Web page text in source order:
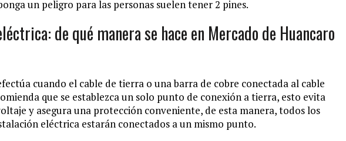
un peligro para las personas suelen tener 2 pines.
de qué manera se hace en Mercado de Huancaro
cuando el cable de tierra o una barra de cobre conectada al cable
que se establezca un solo punto de conexión a tierra, esto evita
y asegura una protección conveniente, de esta manera, todos los
eléctrica estarán conectados a un mismo punto.